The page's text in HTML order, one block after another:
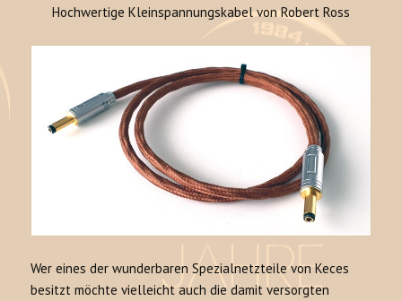
Hochwertige Kleinspannungskabel von Robert Ross
Wer eines der wunderbaren Spezialnetzteile von Keces
besitzt möchte vielleicht auch die damit versorgten